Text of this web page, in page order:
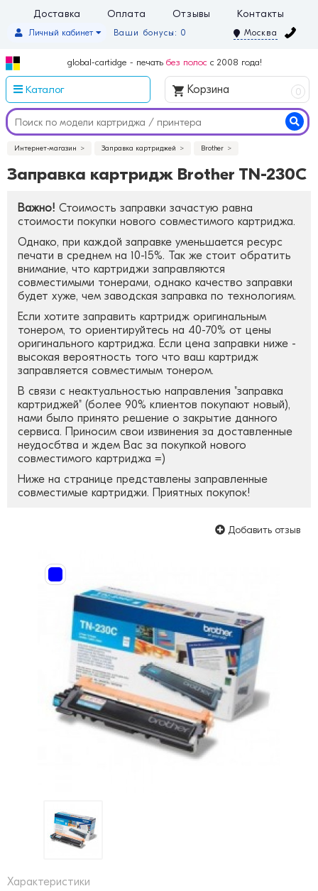
Доставка Оплата Отзывы Контакты
Ваши бонусы: 0
Личный кабинет Москва
global-cartidge - печать без полос с 2008 года!
Каталог Корзина 0
Интернет-магазин Заправка картриджей Brother
Заправка картридж Brother TN-230C
Важно! Стоимость заправки зачастую равна
стоимости покупки нового совместимого картриджа.
Однако, при каждой заправке уменьшается ресурс
печати в среднем на 10-15%. Так же стоит обратить
внимание, что картриджи заправляются
совместимыми тонерами, однако качество заправки
будет хуже, чем заводская заправка по технологиям.
Если хотите заправить картридж оригинальным
тонером, то ориентируйтесь на 40-70% от цены
оригинального картриджа. Если цена заправки ниже -
высокая вероятность того что ваш картридж
заправляется совместимым тонером.
В связи с неактуальностью направления "заправка
картриджей" (более 90% клиентов покупают новый),
нами было принято решение о закрытие данного
сервиса. Приносим свои извинения за доставленные
неудосбтва и ждем Вас за покупкой нового
совместимого картриджа =)
Ниже на странице представлены заправленные
совместимые картриджи. Приятных покупок!
Добавить отзыв
Характеристики